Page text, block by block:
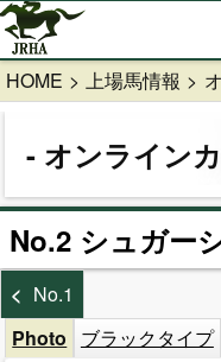
HOME 上場馬情報
オンライン
No.2 シュガー
No.1
Photo
ブラックタイプ